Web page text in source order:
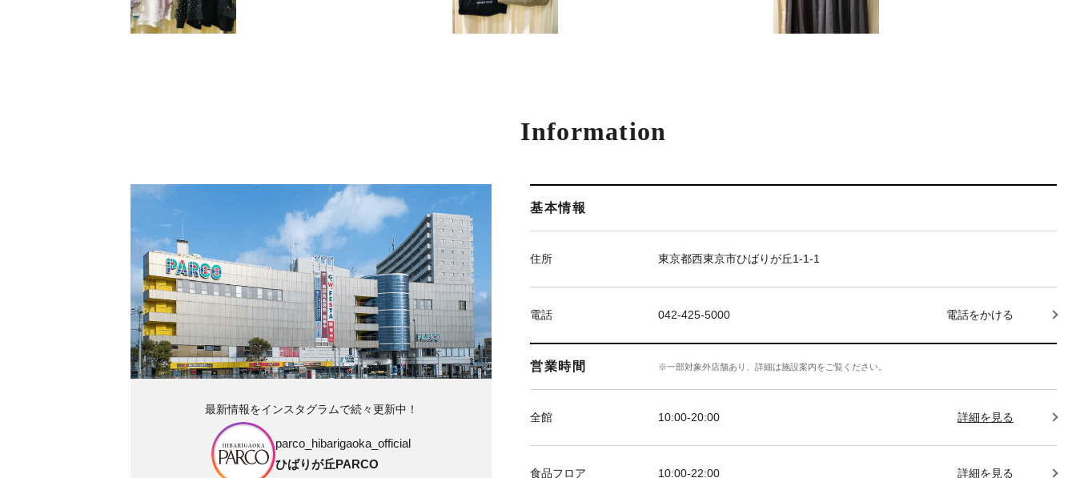
Information
基本情報
住所 東京都西東京市ひばりが丘1-1-1
電話 042-425-5000 電話をかける
営業時間 ※一部対象外店舗あり、詳細は施設案内をご覧ください。
全館 10:00-20:00 詳細を見る
食品フロア 10:00-22:00 詳細を見る
最新情報をインスタグラムで続々更新中！
parco_hibarigaoka_official
ひばりが丘PARCO